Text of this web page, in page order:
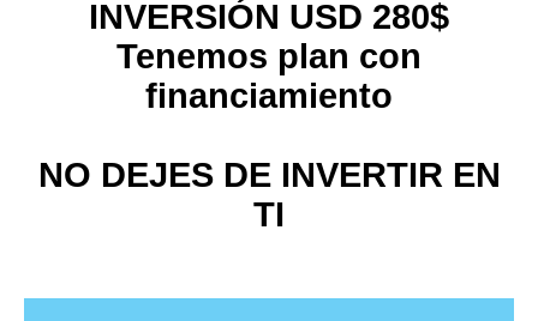
INVERSIÓN USD 280$
Tenemos plan con
financiamiento
NO DEJES DE INVERTIR EN
TI